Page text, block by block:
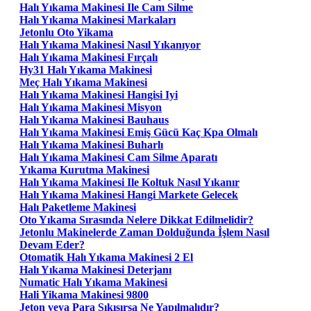
Halı Yıkama Makinesi Ile Cam Silme
Halı Yıkama Makinesi Markaları
Jetonlu Oto Yikama
Halı Yıkama Makinesi Nasıl Yıkanıyor
Halı Yıkama Makinesi Fırçalı
Hy31 Halı Yıkama Makinesi
Meç Halı Yıkama Makinesi
Halı Yıkama Makinesi Hangisi Iyi
Halı Yıkama Makinesi Misyon
Halı Yıkama Makinesi Bauhaus
Halı Yıkama Makinesi Emiş Gücü Kaç Kpa Olmalı
Halı Yıkama Makinesi Buharlı
Halı Yıkama Makinesi Cam Silme Aparatı
Yıkama Kurutma Makinesi
Halı Yıkama Makinesi Ile Koltuk Nasıl Yıkanır
Halı Yıkama Makinesi Hangi Markete Gelecek
Halı Paketleme Makinesi
Oto Yıkama Sırasında Nelere Dikkat Edilmelidir?
Jetonlu Makinelerde Zaman Dolduğunda İşlem Nasıl
Devam Eder?
Otomatik Halı Yıkama Makinesi 2 El
Halı Yıkama Makinesi Deterjanı
Numatic Halı Yıkama Makinesi
Hali Yikama Makinesi 9800
Jeton veya Para Sıkışırsa Ne Yapılmalıdır?